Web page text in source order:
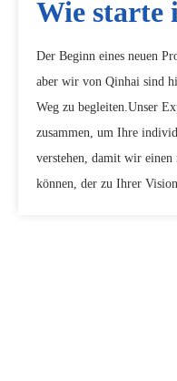
Wie starte
Der Beginn eines neuen
aber wir von Qinhai sind
Weg zu begleiten.Unser
zusammen, um Ihre
verstehen, damit wir einen
können, der zu Ihrer